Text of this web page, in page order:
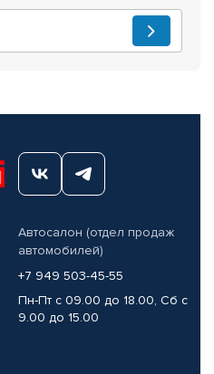
Автосалон (отдел продаж
автомобилей)
+7 949 503-45-55
Пн-Пт с 09.00 до 18.00, Сб с
9.00 до 15.00